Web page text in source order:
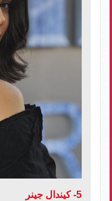
5- كيندال جينر